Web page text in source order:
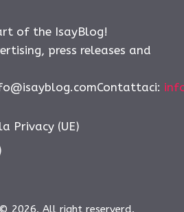
of the IsayBlog!
press releases and
:
Privacy (UE)
2026. All right reserverd.